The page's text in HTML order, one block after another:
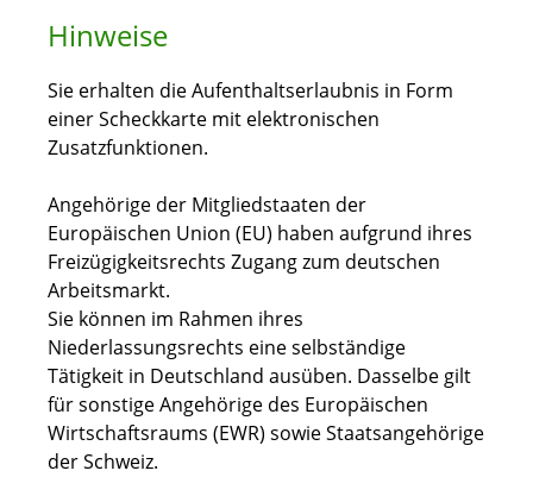
Hinweise
Sie erhalten die Aufenthaltserlaubnis in Form
einer Scheckkarte mit elektronischen
Zusatzfunktionen.
Angehörige der Mitgliedstaaten der
Europäischen Union (EU) haben aufgrund ihres
Freizügigkeitsrechts Zugang zum deutschen
Arbeitsmarkt.
Sie können im Rahmen ihres
Niederlassungsrechts eine selbständige
Tätigkeit in Deutschland ausüben. Dasselbe gilt
für sonstige Angehörige des Europäischen
Wirtschaftsraums (EWR) sowie Staatsangehörige
der Schweiz.